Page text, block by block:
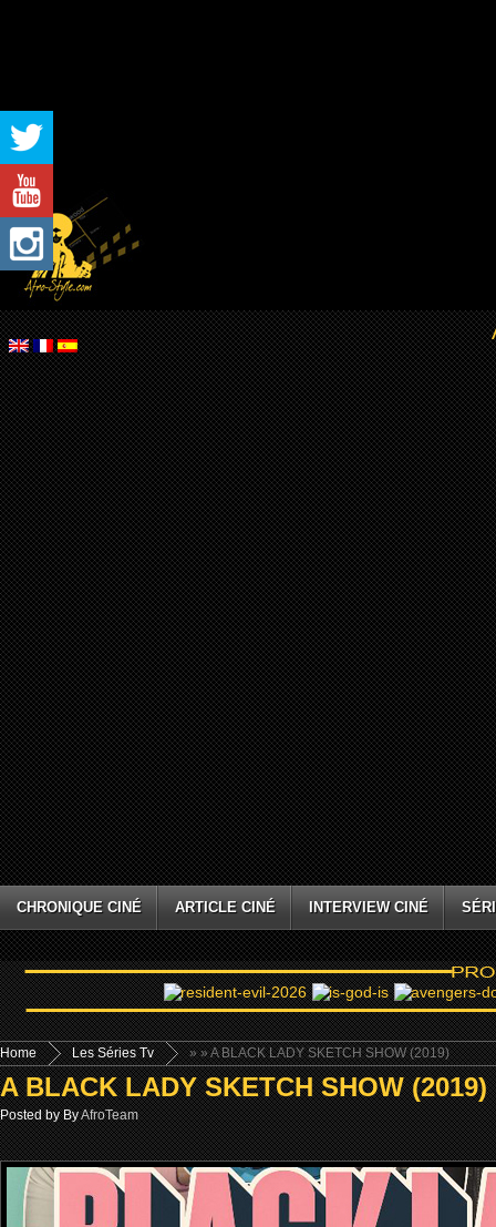
CHRONIQUE CINÉ ARTICLE CINÉ INTERVIEW CINÉ
Home »
Les Séries Tv » A BLACK LADY SKETCH SHOW (2019)
A BLACK LADY SKETCH SHOW (2019)
Posted by ByAfroTeam